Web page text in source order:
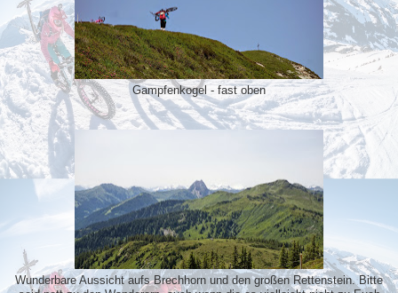
Gampfenkogel - fast oben
Wunderbare Aussicht aufs Brechhorn und den großen Rettenstein. Bitte